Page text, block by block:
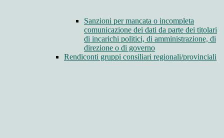
Sanzioni per mancata o incompleta
comunicazione dei dati da parte dei titolari
di incarichi politici, di amministrazione, di
direzione o di governo
Rendiconti gruppi consiliari regionali/provinciali